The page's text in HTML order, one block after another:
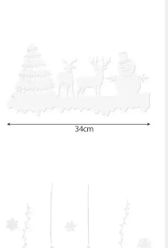
Fensteraufkleber, glatt, kein